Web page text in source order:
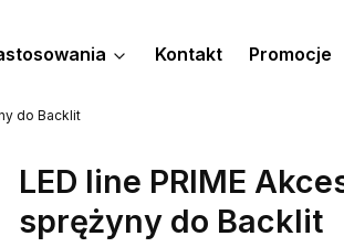
Kontakt Promocje
do Backlit
LED line PRIME
sprężyny do Backlit